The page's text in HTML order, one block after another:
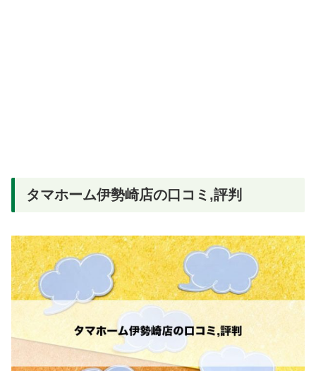
タマホーム伊勢崎店の口コミ,評判